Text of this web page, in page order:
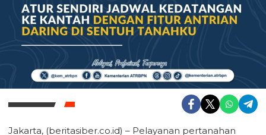
Jakarta, (beritasiber.co.id) – Pelayanan pertanahan